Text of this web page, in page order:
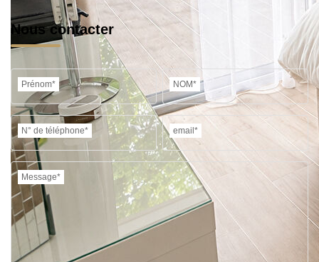
Nous contacter
Prénom* NOM*
N° de téléphone* email*
Message*